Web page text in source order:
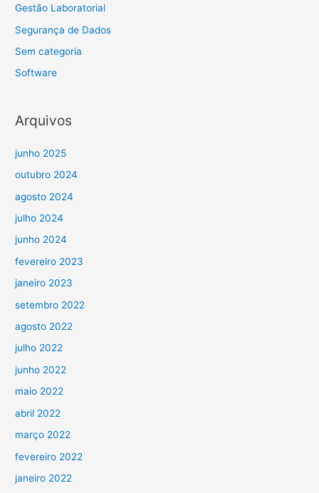
Gestão Laboratorial
Segurança de Dados
Sem categoria
Software
Arquivos
junho 2025
outubro 2024
agosto 2024
julho 2024
junho 2024
fevereiro 2023
janeiro 2023
setembro 2022
agosto 2022
julho 2022
junho 2022
maio 2022
abril 2022
março 2022
fevereiro 2022
janeiro 2022